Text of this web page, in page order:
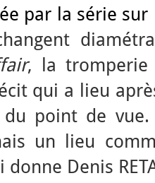
par la série sur
, la tromperie
qui a lieu
point de vue.
un lieu
Denis